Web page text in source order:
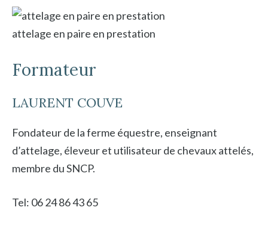
attelage en paire en prestation
Formateur
LAURENT COUVE
Fondateur de la ferme équestre, enseignant
d’attelage, éleveur et utilisateur de chevaux attelés,
membre du SNCP.
Tel: 06 24 86 43 65